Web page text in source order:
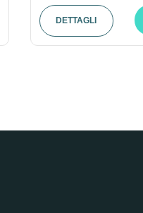
DETTAGLI